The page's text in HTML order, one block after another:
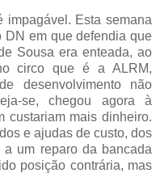
impagável. Esta semana
DN em que defendia que
Sousa era enteada, ao
circo que é a ALRM,
desenvolvimento não
se, chegou agora à
custariam mais dinheiro.
e ajudas de custo, dos
um reparo da bancada
posição contrária, mas